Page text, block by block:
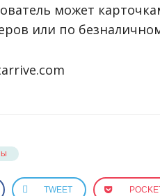
может
или по
TWEET